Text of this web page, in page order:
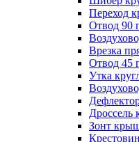
Переход
Отвод 90
Врезка
Отвод 45
Утка
Дроссель
Зонт